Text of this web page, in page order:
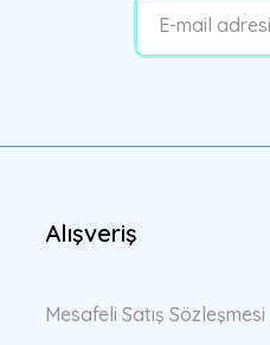
Alışveriş
Mesafeli Satış Sözleşmesi